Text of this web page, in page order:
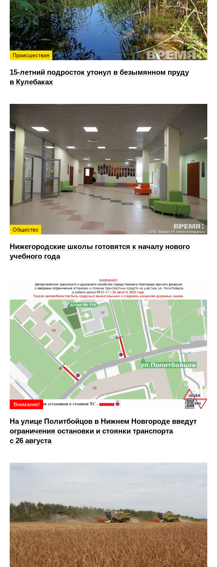
Происшествия
15-летний подросток утонул в безымянном пруду
в Кулебаках
Общество
Нижегородские школы готовятся к началу нового
учебного года
Внимание!
На улице Политбойцов в Нижнем Новгороде введут
ограничения остановки и стоянки транспорта
с 26 августа